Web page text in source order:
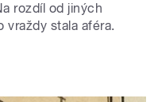
rozdíl od jiných
vraždy stala aféra.